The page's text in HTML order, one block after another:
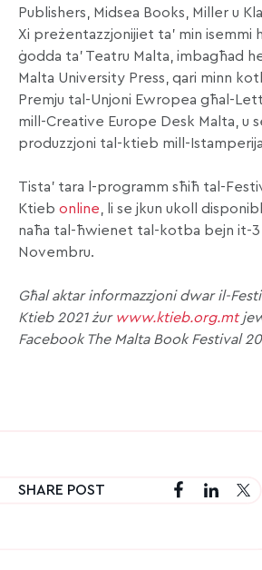
Publishers, Midsea Books, Miller u
Xi preżentazzjonijiet ta’ min isemmi
ġodda ta’ Teatru Malta, imbagħad
Malta University Press, qari minn
Premju tal-Unjoni Ewropea għal-
mill-Creative Europe Desk Malta, u
produzzjoni tal-ktieb mill-
Tista’ tara l-programm sħiħ tal-
Ktieb online , li se jkun ukoll
naħa tal-ħwienet tal-kotba bejn it-3
Novembru.
Għal aktar informazzjoni dwar il-
Ktieb 2021 żur www.ktieb.org.mt
Facebook The Malta Book Festival
SHARE POST